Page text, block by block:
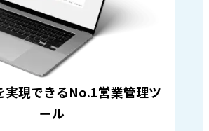
実現できるNo.1営業管理ツ
ール